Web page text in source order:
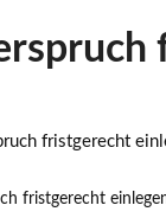
fristgerecht